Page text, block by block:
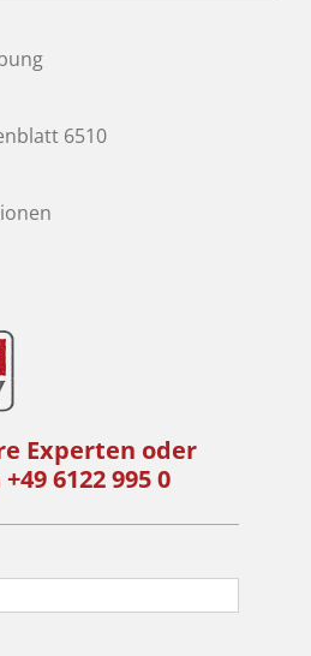
6510
Experten oder
6122 995 0